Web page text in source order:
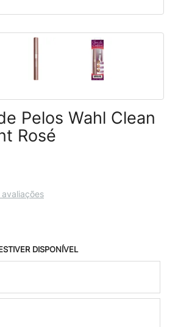
Pelos Wahl Clean
Rosé
avaliações
DISPONÍVEL